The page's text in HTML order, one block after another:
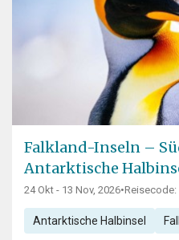
Falkland-Inseln –
Antarktische
24 Okt - 13 Nov, 2026•Reisecode:
Antarktische Halbinsel